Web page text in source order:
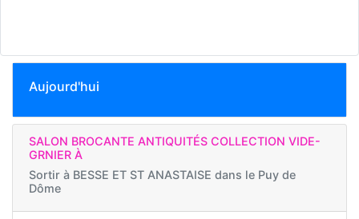
Aujourd'hui
SALON BROCANTE ANTIQUITÉS COLLECTION VIDE-
GRNIER À
Sortir à BESSE ET ST ANASTAISE dans le Puy de
Dôme